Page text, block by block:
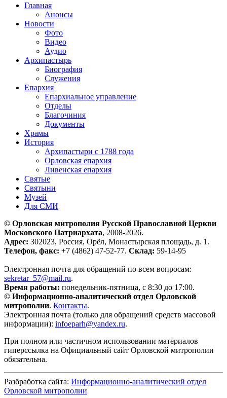
Главная
Анонсы
Новости
Фото
Видео
Аудио
Архипастырь
Биография
Служения
Епархия
Епархиальное управление
Отделы
Благочиния
Документы
Храмы
История
Архипастыри с 1788 года
Орловская епархия
Ливенская епархия
Святые
Святыни
Музей
Для СМИ
© Орловская митрополия Русской Православной Церкви
Московского Патриархата, 2008-2026.
Адрес: 302023, Россия, Орёл, Монастырская площадь, д. 1.
Телефон, факс: +7 (4862) 47-52-77. Склад: 59-14-95
Электронная почта для обращений по всем вопросам:
sekretar_57@mail.ru.
Время работы: понедельник-пятница, с 8:30 до 17:00.
© Информационно-аналитический отдел Орловской
митрополии. Контакты.
Электронная почта (только для обращений средств массовой
информации): infoeparh@yandex.ru.
При полном или частичном использовании материалов
гиперссылка на Официальный сайт Орловской митрополии
обязательна.
Разбработка сайта: Информационно-аналитический отдел
Орловской митрополии